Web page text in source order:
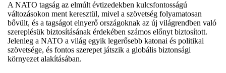
A NATO tagság az elmúlt évtizedekben kulcsfontosságú
változásokon ment keresztül, mivel a szövetség folyamatosan
bővült, és a tagságot elnyerő országoknak az új világrendben való
szereplésük biztosításának érdekében számos előnyt biztosított.
Jelenleg a NATO a világ egyik legerősebb katonai és politikai
szövetsége, és fontos szerepet játszik a globális biztonsági
környezet alakításában.